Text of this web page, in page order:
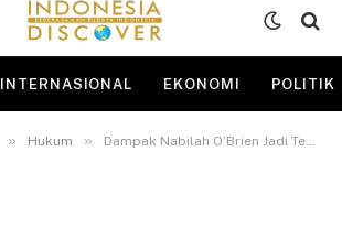
INTERNASIONAL EKONOMI POLITIK
» Hukum » Dampak Nabilah O’Brien Jadi Tersangka Setelah Viral Pencuri di Restoran, Polri Janjikan Ini